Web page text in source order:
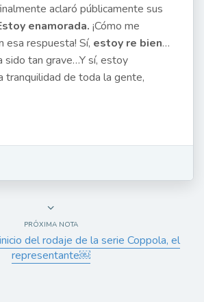
aclaró públicamente sus
enamorada. ¡Cómo me
esa respuesta! Sí, estoy re bien…
sido tan grave…Y sí, estoy
tranquilidad de toda la gente,
PRÓXIMA NOTA
del rodaje de la serie Coppola, el
representante￼